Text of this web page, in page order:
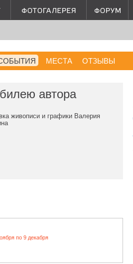
МЕСТА ОТЗЫВЫ
автора
живописи и графики Валерия
по 9 декабря